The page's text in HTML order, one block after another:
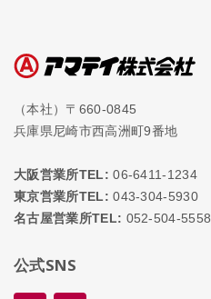
（本社）〒660-0845
兵庫県尼崎市西高洲町9番地
大阪営業所TEL: 06-6411-1234
東京営業所TEL: 043-304-5930
名古屋営業所TEL: 052-504-5558
公式SNS